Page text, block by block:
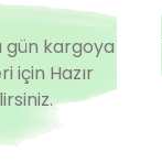
gün kargoya
için Hazır